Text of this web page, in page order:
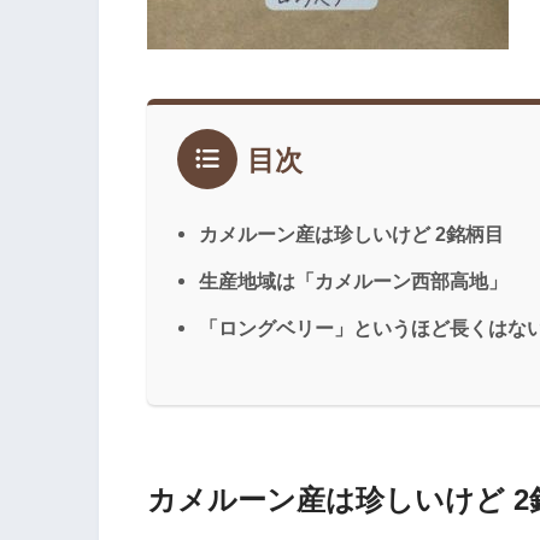
目次
カメルーン産は珍しいけど 2銘柄目
生産地域は「カメルーン西部高地」
「ロングベリー」というほど長くはな
カメルーン産は珍しいけど 2